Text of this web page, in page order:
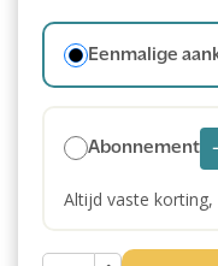
Eenmalige
Abonnement
Altijd vaste